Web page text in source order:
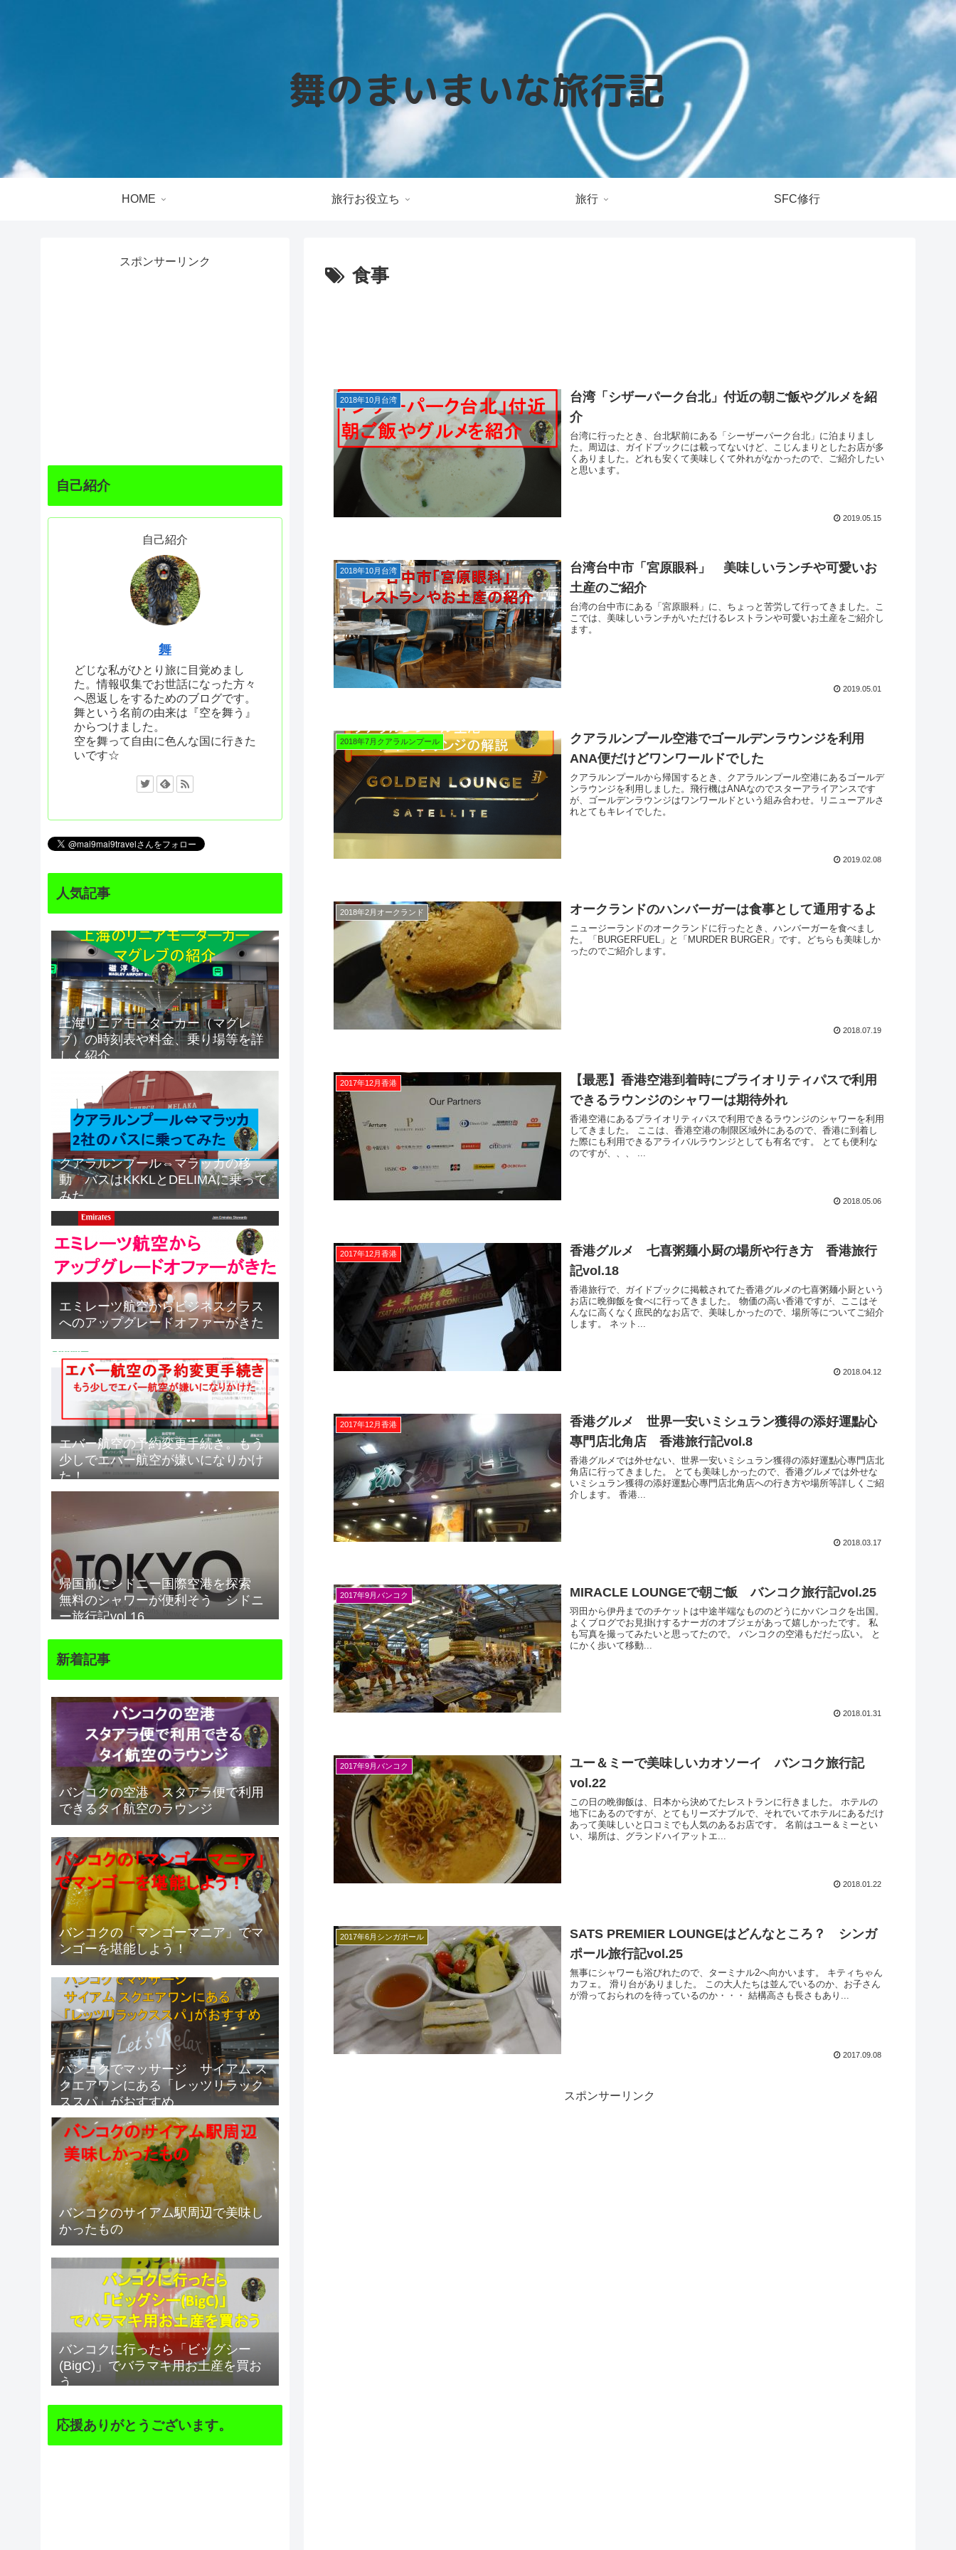
HOME 旅行お役立ち 旅行 SFC修行
食事
2018年10月台湾
台湾「シザーパーク台北」付近の朝ご飯やグルメを紹
介
台湾に行ったとき、台北駅前にある「シーザーパーク台北」に泊まりまし
た。周辺は、ガイドブックには載ってないけど、こじんまりとしたお店が多
くありました。どれも安くて美味しくて外れがなかったので、ご紹介したい
と思います。
2019.05.15
2018年10月台湾
台湾台中市「宮原眼科」 美味しいランチや可愛いお
土産のご紹介
台湾の台中市にある「宮原眼科」に、ちょっと苦労して行ってきました。こ
こでは、美味しいランチがいただけるレストランや可愛いお土産をご紹介し
ます。
2019.05.01
2018年7月クアラルンプール
クアラルンプール空港でゴールデンラウンジを利用
ANA便だけどワンワールドでした
クアラルンプールから帰国するとき、クアラルンプール空港にあるゴールデ
ンラウンジを利用しました。飛行機はANAなのでスターアライアンスです
が、ゴールデンラウンジはワンワールドという組み合わせ。リニューアルさ
れとてもキレイでした。
2019.02.08
2018年2月オークランド オークランドのハンバーガーは食事として通用するよ
ニュージーランドのオークランドに行ったとき、ハンバーガーを食べまし
た。「BURGERFUEL」と「MURDER BURGER」です。どちらも美味しか
ったのでご紹介します。
2018.07.19
2017年12月香港
【最悪】香港空港到着時にプライオリティパスで利用
できるラウンジのシャワーは期待外れ
香港空港にあるプライオリティパスで利用できるラウンジのシャワーを利用
してきました。 ここは、香港空港の制限区域外にあるので、香港に到着し
た際にも利用できるアライバルラウンジとしても有名です。 とても便利な
のですが、、、 ...
2018.05.06
2017年12月香港
香港グルメ 七喜粥麺小厨の場所や行き方 香港旅行
記vol.18
香港旅行で、ガイドブックに掲載されてた香港グルメの七喜粥麺小厨という
お店に晩御飯を食べに行ってきました。 物価の高い香港ですが、ここはそ
んなに高くなく庶民的なお店で、美味しかったので、場所等についてご紹介
します。 ネット...
2018.04.12
2017年12月香港
香港グルメ 世界一安いミシュラン獲得の添好運點心
專門店北角店 香港旅行記vol.8
香港グルメでは外せない、世界一安いミシュラン獲得の添好運點心專門店北
角店に行ってきました。 とても美味しかったので、香港グルメでは外せな
いミシュラン獲得の添好運點心專門店北角店への行き方や場所等詳しくご紹
介します。 香港...
2018.03.17
2017年9月バンコク MIRACLE LOUNGEで朝ご飯 バンコク旅行記vol.25
羽田から伊丹までのチケットは中途半端なもののどうにかバンコクを出国。
よくブログでお見掛けするナーガのオブジェがあって嬉しかったです。 私
も写真を撮ってみたいと思ってたので。 バンコクの空港もだだっ広い。 と
にかく歩いて移動...
2018.01.31
2017年9月バンコク
ユー＆ミーで美味しいカオソーイ バンコク旅行記
vol.22
この日の晩御飯は、日本から決めてたレストランに行きました。 ホテルの
地下にあるのですが、とてもリーズナブルで、それでいてホテルにあるだけ
あって美味しいと口コミでも人気のあるお店です。 名前はユー＆ミーとい
い、場所は、グランドハイアットエ...
2018.01.22
2017年6月シンガポール
SATS PREMIER LOUNGEはどんなところ？ シンガ
ポール旅行記vol.25
無事にシャワーも浴びれたので、ターミナル2へ向かいます。 キティちゃん
カフェ。 滑り台がありました。 この大人たちは並んでいるのか、お子さん
が滑っておられのを待っているのか・・・ 結構高さも長さもあり...
2017.09.08
スポンサーリンク
スポンサーリンク
自己紹介
自己紹介
舞
どじな私がひとり旅に目覚めまし
た。情報収集でお世話になった方々
へ恩返しをするためのブログです。
舞という名前の由来は『空を舞う』
からつけました。
空を舞って自由に色んな国に行きた
いです☆
人気記事
上海リニアモーターカー（マグレ
ブ）の時刻表や料金、乗り場等を詳
しく紹介
クアラルンプール⇔マラッカの移
動 バスはKKKLとDELIMAに乗って
みた
エミレーツ航空からビジネスクラス
へのアップグレードオファーがきた
エバー航空の予約変更手続き。もう
少しでエバー航空が嫌いになりかけ
た！
帰国前にシドニー国際空港を探索
無料のシャワーが便利そう シドニ
ー旅行記vol.16
新着記事
バンコクの空港 スタアラ便で利用
できるタイ航空のラウンジ
バンコクの「マンゴーマニア」でマ
ンゴーを堪能しよう！
バンコクでマッサージ サイアム ス
クエアワンにある「レッツリラック
ススパ」がおすすめ
バンコクのサイアム駅周辺で美味し
かったもの
バンコクに行ったら「ビッグシー
(BigC)」でバラマキ用お土産を買お
う
応援ありがとうございます。